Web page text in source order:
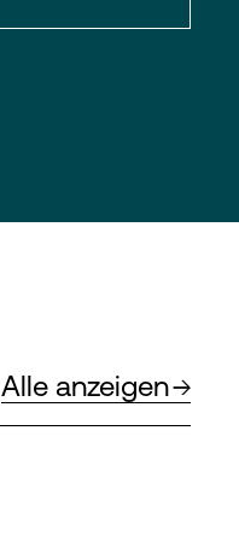
Alle anzeigen